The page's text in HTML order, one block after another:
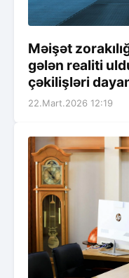
Məişət
gələn realiti
çəkilişləri
22.Mart.2026 12:19